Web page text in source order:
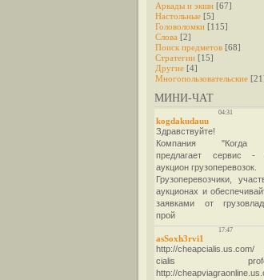
Аркады и экшн [67]
Настольные [5]
Головоломки [115]
Слова [2]
Поиск предметов [68]
Стратегии [15]
Другие [4]
Многопользовательские
МИНИ-ЧАТ